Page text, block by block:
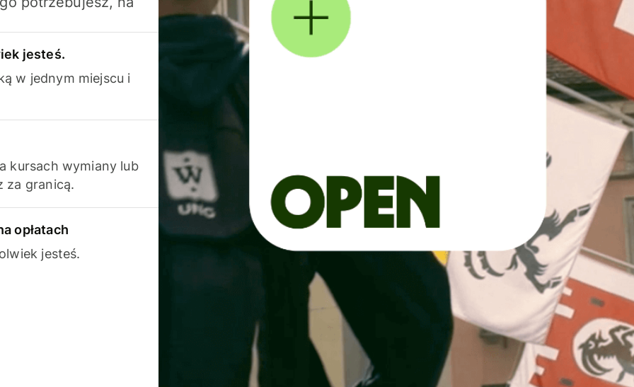
jesteś.
w jednym miejscu i
kursach wymiany lub
za granicą.
opłatach
jesteś.